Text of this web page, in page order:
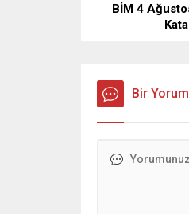
BİM 4
Bir